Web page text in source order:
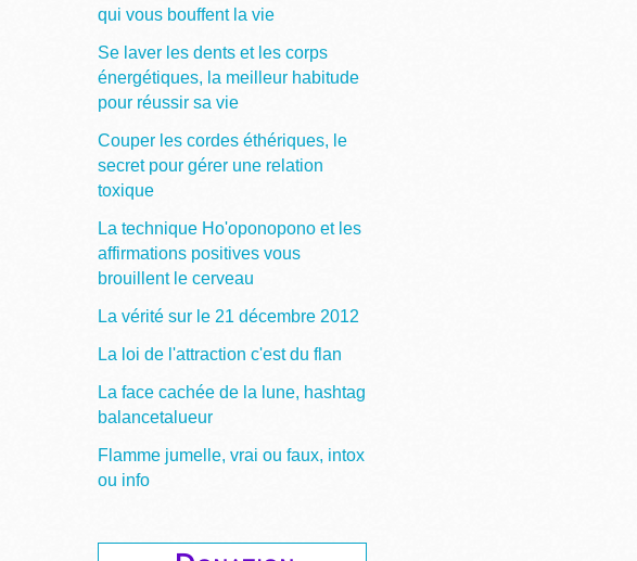
qui vous bouffent la vie
Se laver les dents et les corps
énergétiques, la meilleur habitude
pour réussir sa vie
Couper les cordes éthériques, le
secret pour gérer une relation
toxique
La technique Ho'oponopono et les
affirmations positives vous
brouillent le cerveau
La vérité sur le 21 décembre 2012
La loi de l'attraction c'est du flan
La face cachée de la lune, hashtag
balancetalueur
Flamme jumelle, vrai ou faux, intox
ou info